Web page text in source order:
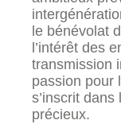
le bénévolat
l’intérêt des
transmission
passion pour
s’inscrit dans
précieux.